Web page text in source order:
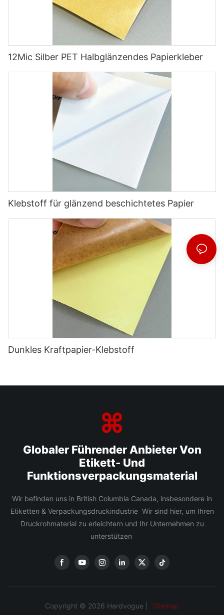
12Mic Silber PET Halbglänzendes Papierkleber
Klebstoff für glänzend beschichtetes Papier
Dunkles Kraftpapier-Klebstoff
Globaler Führender Anbieter Von
Etikett- Und
Funktionsverpackungsmaterial
Wir befinden uns in British Columbia Canada, insbesondere in
Etiketten & Verpackungsdruckindustrie Wir sind hier, um Ihren
Druckrohmaterial zu erleichtern und Ihr Unternehmen zu
unterstützen
Copyright © 2026 Hardvogue | Sitemap